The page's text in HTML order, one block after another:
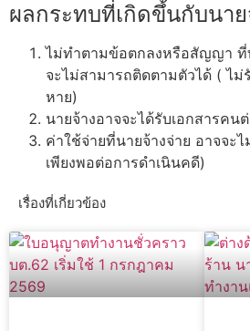
ผลกระทบที่เกิดขึ้นกับนาย
ไม่ทำตามข้อตกลงหรือสัญญา ที่
จะไม่สามารถติดตามตัวได้ ( ไ
หาย)
นายจ้างอาจจะได้รับเอกสารคน
ค่าใช้จ่ายที่นายจ้างจ่าย อาจจะ
เพียงพอต่อการดำเนินคดี)
เรื่องที่เกี่ยวข้อง